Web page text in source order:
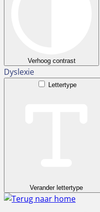
Verhoog contrast
Dyslexie
Lettertype
Verander lettertype